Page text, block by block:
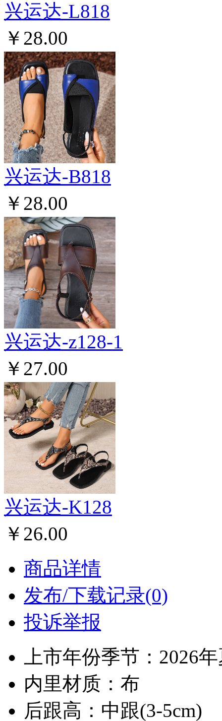
兴运达-L818
￥28.00
兴运达-B818
￥28.00
兴运达-z128-1
￥27.00
兴运达-K128
￥26.00
商品详情
发布/下载记录(0)
投诉举报
上市年份季节：2026
内里材质：布
后跟高：中跟(3-5cm)